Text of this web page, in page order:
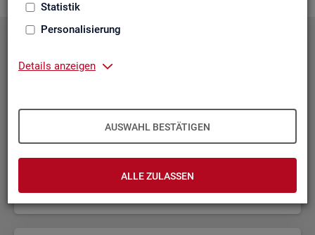
Statistik
Personalisierung
Details anzeigen
AUSWAHL BESTÄTIGEN
ALLE ZULASSEN
Bund, Län­der und Krei­se
Politische Gebietsstruktur